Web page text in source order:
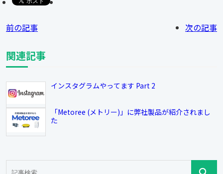
前の記事 次の記事
関連記事
インスタグラムやってます Part 2
「Metoree (メトリー)」に弊社製品が紹介されまし
た